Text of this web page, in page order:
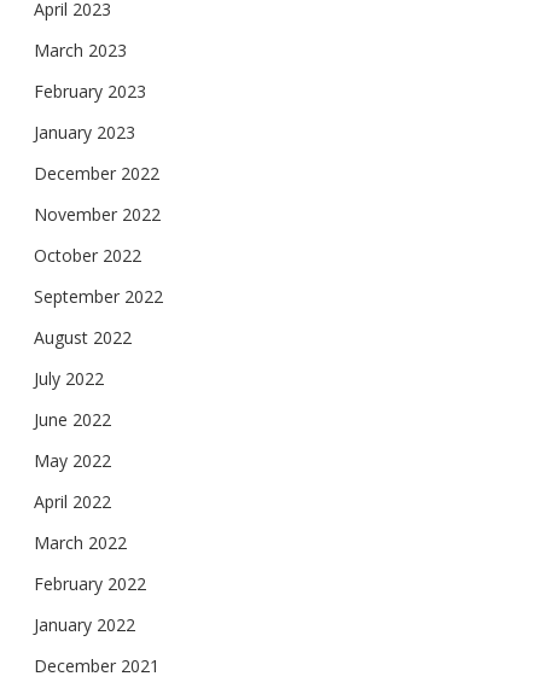
April 2023
March 2023
February 2023
January 2023
December 2022
November 2022
October 2022
September 2022
August 2022
July 2022
June 2022
May 2022
April 2022
March 2022
February 2022
January 2022
December 2021